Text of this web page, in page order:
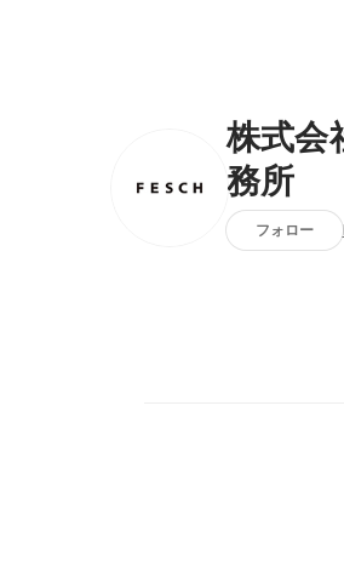
株式会
務所
フォロー